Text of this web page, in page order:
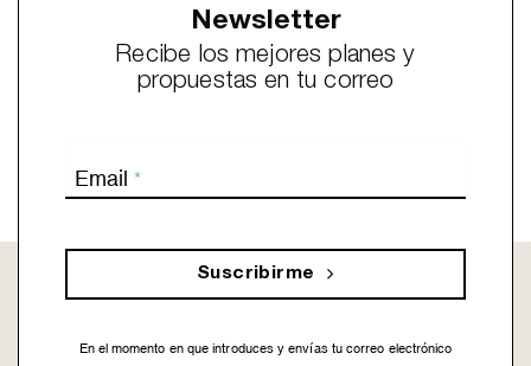
Newsletter
Recibe los mejores planes y
propuestas en tu correo
Email *
Suscribirme
En el momento en que introduces y envías tu correo electrónico